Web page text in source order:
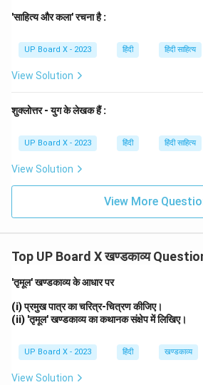
'साहित्य और कला' रचना है :
UP Board X - 2023 हिंदी हिंदी साहित्य
View Solution
शुक्लोत्तर - युग के लेखक हैं :
UP Board X - 2023 हिंदी हिंदी साहित्य
View Solution
View More
Top UP Board X खण्डकाव्य
'तृमूल' खण्डकाव्य के आधार पर
(i) प्रमुख पात्र का चरित्र-चित्रण कीजिए।
(ii) 'तृमूल' खण्डकाव्य का कथानक संक्षेप में लिखिए।
UP Board X - 2023 हिंदी खण्डकाव्य
View Solution